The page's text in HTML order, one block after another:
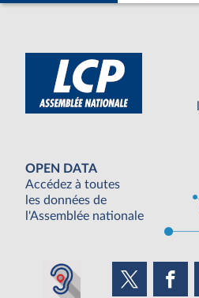
OPEN DATA
Accédez à toutes
les données de
l'Assemblée nationale